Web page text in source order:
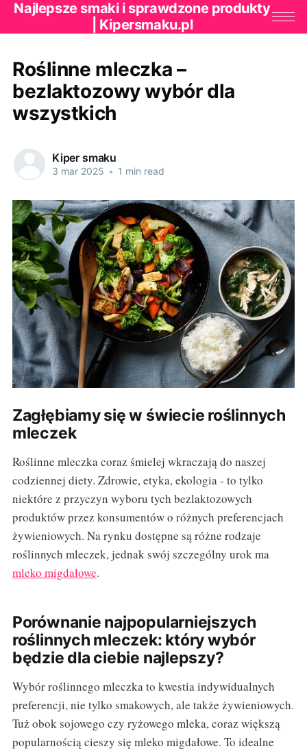
Najlepsze smaki i sprawdzone produkty
| Kipersmaku.pl
Roślinne mleczka –
bezlaktozowy wybór dla
wszystkich
Kiper smaku
3 mar 2025 • 1 min read
Zagłębiamy się w świecie roślinnych
mleczek
Roślinne mleczka coraz śmielej wkraczają do naszej
codziennej diety. Zdrowie, etyka, ekologia - to tylko
niektóre z przyczyn wyboru tych bezlaktozowych
produktów przez konsumentów o różnych preferencjach
żywieniowych. Na rynku dostępne są różne rodzaje
roślinnych mleczek, jednak swój szczególny urok ma
mleko migdałowe.
Porównanie najpopularniejszych
roślinnych mleczek: który wybór
będzie dla ciebie najlepszy?
Wybór roślinnego mleczka to kwestia indywidualnych
preferencji, nie tylko smakowych, ale także żywieniowych.
Tuż obok sojowego czy ryżowego mleka, coraz większą
popularnością cieszy się mleko migdałowe. To idealne